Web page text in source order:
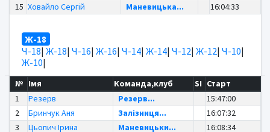
15 Ховайло Сергій Маневицька... 16:04:33
Ж-18
Ч-18| Ж-18| Ч-16| Ж-16| Ч-14| Ж-14| Ч-12| Ж-12| Ч-10|
Ж-10|
№ Імя Команда,клуб SI Старт
1
Резерв Резерв...
15:47:00
2
Бринчук Аня Залізниця...
16:07:32
3
Цьопич Ірина Маневицьки...
16:08:34